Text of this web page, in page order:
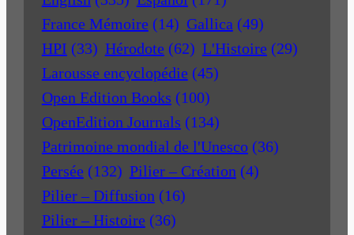
France Mémoire (14) Gallica (49)
HPI (33) Hérodote (62) L'Histoire (29)
Larousse encyclopédie (45)
Open Edition Books (100)
OpenEdition Journals (134)
Patrimoine mondial de l'Unesco (36)
Persée (132) Pilier – Création (4)
Pilier – Diffusion (16)
Pilier – Histoire (36)